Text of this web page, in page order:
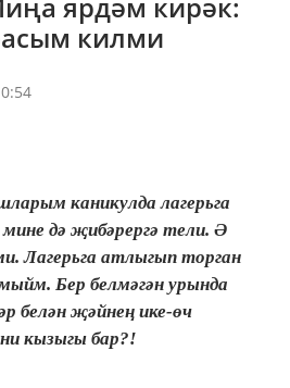
ярдәм кирәк:
килми
каникулда лагерьга
дә җибәрергә тели. Ә
Лагерьга атлыгып торган
Бер белмәгән урында
белән җәйнең ике-өч
кызыгы бар?!